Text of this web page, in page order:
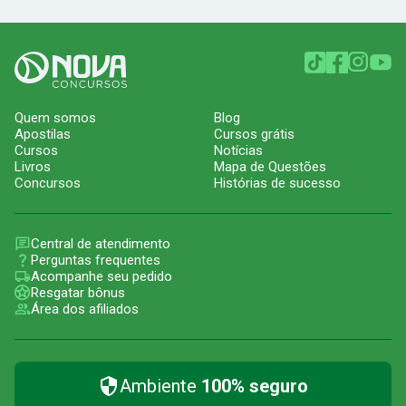
Quem somos
Apostilas
Cursos
Livros
Concursos
Blog
Cursos grátis
Notícias
Mapa de Questões
Histórias de sucesso
Central de atendimento
Perguntas frequentes
Acompanhe seu pedido
Resgatar bônus
Área dos afiliados
Ambiente 100% seguro